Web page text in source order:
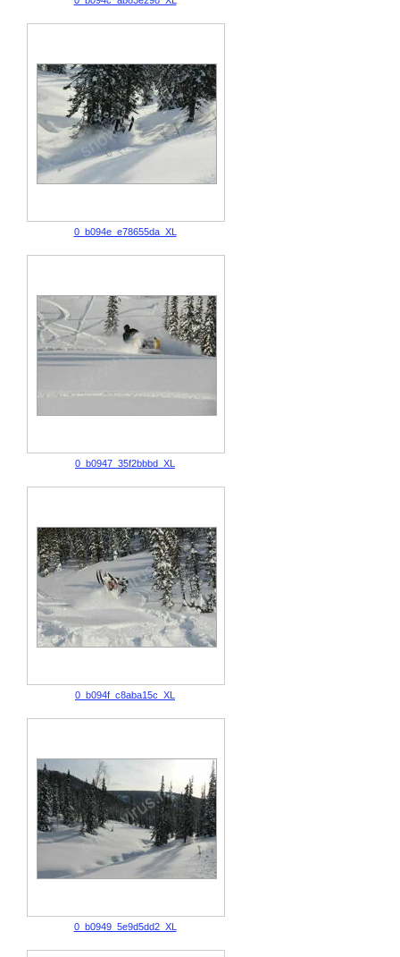
0_b094e_e78655da_XL
0_b0947_35f2bbbd_XL
0_b094f_c8aba15c_XL
0_b0949_5e9d5dd2_XL